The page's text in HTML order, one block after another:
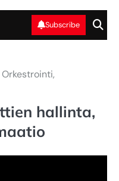
Subscribe
hallinta,